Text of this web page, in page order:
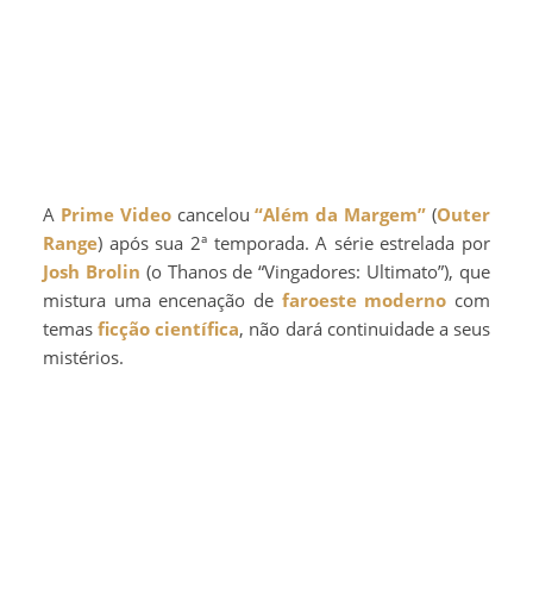
Prime Videocancelou“Além da Margem” (Outer
Range) após sua 2ª temporada. A série estrelada por
Josh Brolin (o Thanos de “Vingadores: Ultimato”), que
mistura uma encenação de faroeste moderno com
temasficção científica, não dará continuidade a seus
mistérios.